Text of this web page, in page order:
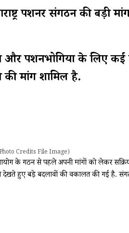
पेंशनर संगठन की बड़ी
और पेंशनभोगियों के लिए
मांग शामिल है.
Credits File Image)
के गठन से पहले अपनी मांगों को लेकर
देखते हुए बड़े बदलावों की वकालत की गई